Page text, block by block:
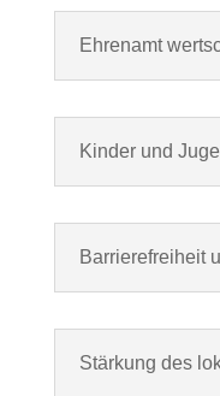
Ehrenamt
Kinder und
Barrierefreiheit
Stärkung des